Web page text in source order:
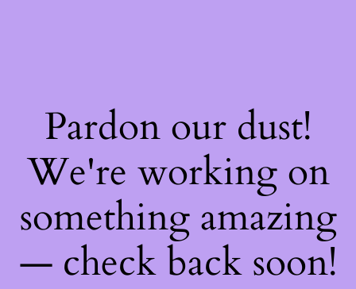
Pardon our dust!
We're working on
something amazing
— check back soon!